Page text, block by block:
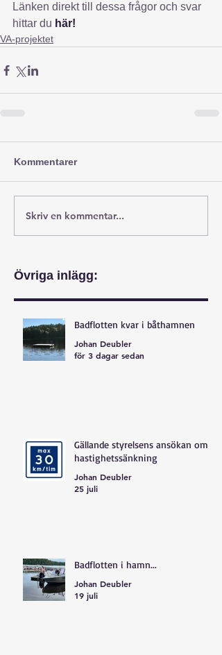
Länken direkt till dessa frågor och svar
hittar du här!
VA-projektet
Kommentarer
Skriv en kommentar...
Övriga inlägg:
Badflotten kvar i båthamnen
Johan Deubler
för 3 dagar sedan
Gällande styrelsens ansökan om
hastighetssänkning
Johan Deubler
25 juli
Badflotten i hamn...
Johan Deubler
19 juli